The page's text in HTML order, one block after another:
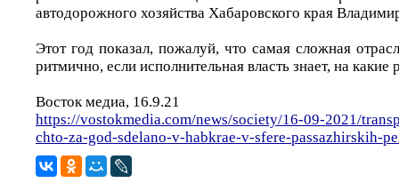
автодорожного хозяйства Хабаровского края
Этот год показал, пожалуй, что самая сложная
ритмично, если исполнительная власть знает, на какие
Восток медиа, 16.9.21
https://vostokmedia.com/news/society/16-09-2021/
chto-za-god-sdelano-v-habkrae-v-sfere-passazhirskih-